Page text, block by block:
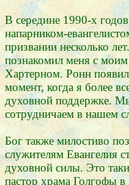
В середине 1990-х
напарником-
призвании несколько
познакомил меня с
Хартерном. Ронн
момент, когда я более
духовной поддержке.
сотрудничаем в нашем
Бог также милостиво
служителям Евангелия
духовной силы. Это
пастор храма Голгофы